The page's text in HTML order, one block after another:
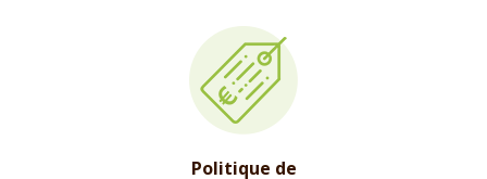
Politique de